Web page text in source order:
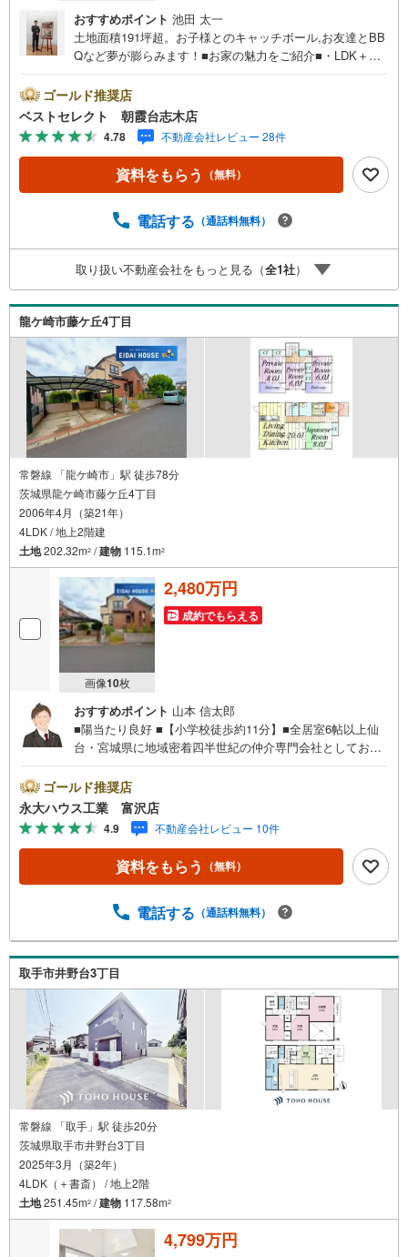
おすすめポイント 池田 太一
土地面積191坪超。お子様とのキャッチボール,お友達とBB
Qなど夢が膨らみます！■お家の魅力をご紹介■・LDK＋南
けます。・プライベート空間もゆったり過ごせる全居室6帖
以上の広さ。・1階に水回りが配置されたコンパクトな家事
動線。・採光面積が広いワイドスパン仕様で室内全体に光
と風が舞い込みます。・室内リフォーム施工で水回り設備
も一新！・幹線道路から1本入った閑静な住宅地。■周辺環
境のご紹介■・古河市立古河第四小学校まで徒歩約4分の立
大堤店。・利根川橋クリニックまで徒歩約13分,かかりつけ
のほうがスムーズにご対応できます】内覧は10:00～18:00
まで可能です（それ以外の時間帯もご相談ください！）●見
学のご希望はインターネットでの予約も可能です●［室内・
現地を見学する］ボタンをクリック！当日の見学も受付て
おりますのでお気軽にご相談ください！
ゴールド推奨店
ベストセレクト 朝霞台志木店
4.78 不動産会社レビュー 28件
資料をもらう （無料）
電話する （通話料無料）
取り扱い不動産会社をもっと見る（全1社）
龍ケ崎市藤ケ丘4丁目
常磐線 「龍ケ崎市」駅 徒歩78分
茨城県龍ケ崎市藤ケ丘4丁目
2006年4月（築21年）
4LDK / 地上2階建
土地202.32m2 /建物 115.1m2
画像10枚
2,480万円
成約でもらえる
おすすめポイント 山本 信太郎
■陽当たり良好 ■【小学校徒歩約11分】■全居室6帖以上仙
台・宮城県に地域密着四半世紀の仲介専門会社としてお客
売却を、買主様には全ての情報の中からライフスタイルに
合致した最良の選択をご提案させていただきます！
ゴールド推奨店
永大ハウス工業 富沢店
4.9 不動産会社レビュー 10件
資料をもらう （無料）
電話する （通話料無料）
取手市井野台3丁目
常磐線 「取手」駅 徒歩20分
茨城県取手市井野台3丁目
2025年3月（築2年）
4LDK（＋書斎） / 地上2階
土地251.45m2 /建物 117.58m2
4,799万円